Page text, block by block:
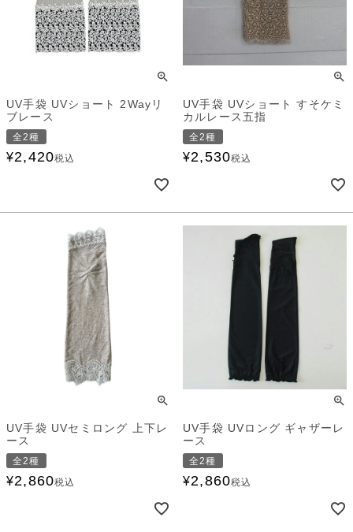
UV手袋 UVショート 2Wayリ
ブレース
全2種
¥2,420税込
UV手袋 UVショート すそケミ
カルレース五指
全2種
¥2,530税込
UV手袋 UVセミロング 上下レ
ース
全2種
¥2,860税込
UV手袋 UVロング ギャザーレ
ース
全2種
¥2,860税込